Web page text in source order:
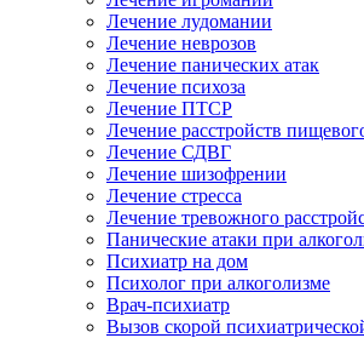
Лечение лудомании
Лечение неврозов
Лечение панических атак
Лечение психоза
Лечение ПТСР
Лечение расстройств
Лечение СДВГ
Лечение шизофрении
Лечение стресса
Лечение тревожного
Панические атаки при
Психиатр на дом
Психолог при алкоголизме
Врач-психиатр
Вызов скорой